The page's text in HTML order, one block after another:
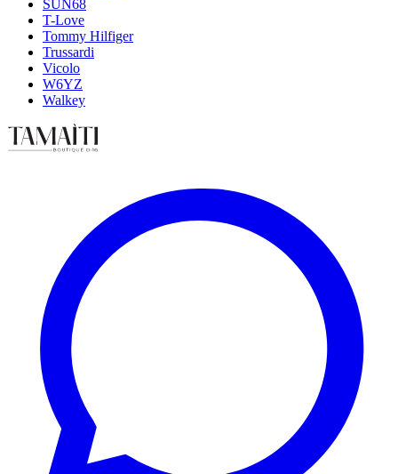
SUN68
T-Love
Tommy Hilfiger
Trussardi
Vicolo
W6YZ
Walkey